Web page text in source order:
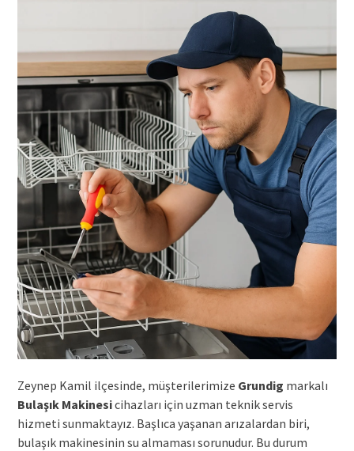
Zeynep Kamil ilçesinde, müşterilerimize Grundig markalı
Bulaşık Makinesicihazları için uzman teknik servis
hizmeti sunmaktayız. Başlıca yaşanan arızalardan biri,
bulaşık makinesinin su almaması sorunudur. Bu durum